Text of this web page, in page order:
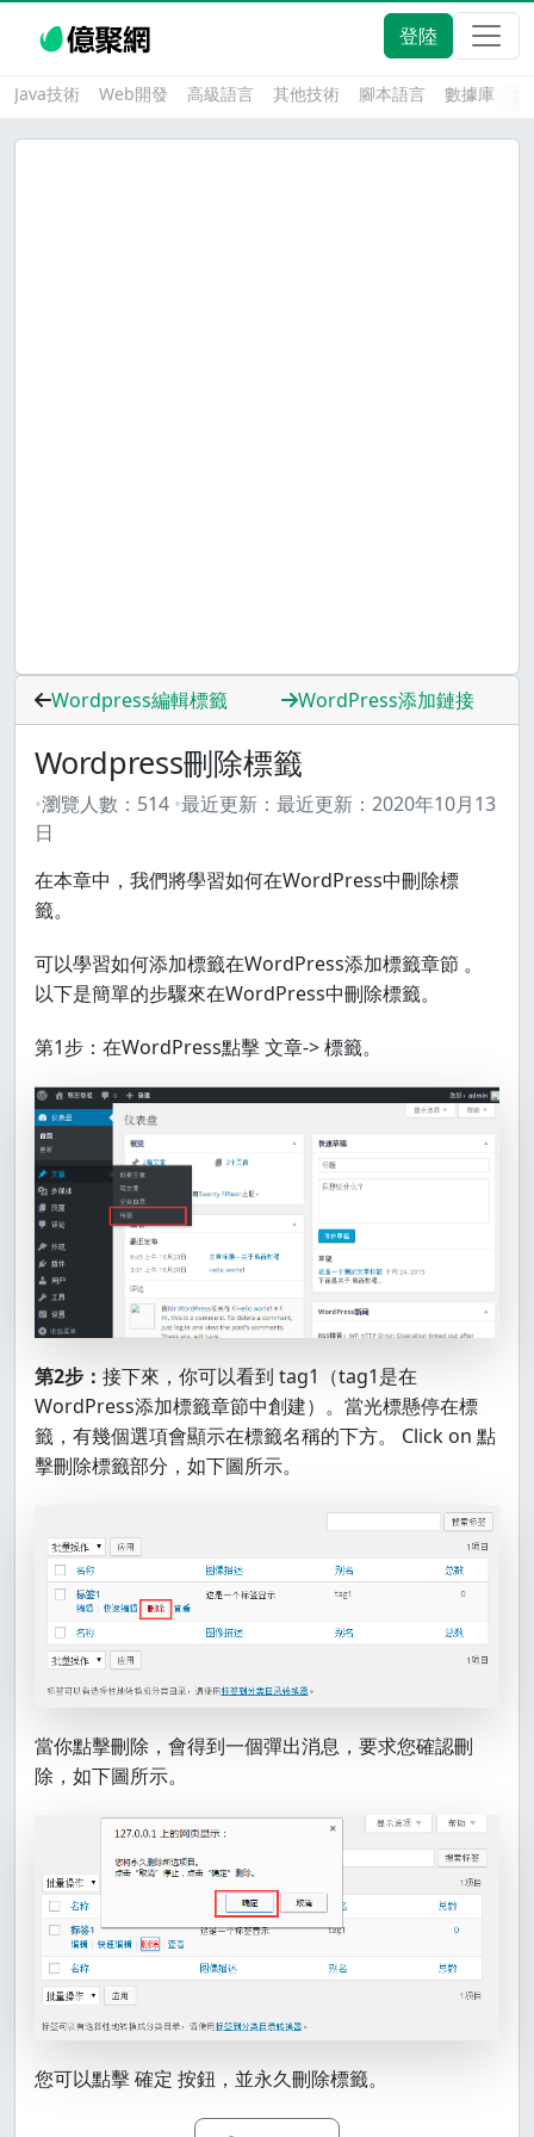
登陸
Java技術 Web開發 高級語言 其他技術 腳本語言 數據庫
Wordpress編輯標籤 WordPress添加鏈接
Wordpress刪除標籤
瀏覽人數： 514 最近更新： 最近更新： 2020年10月13
日
在本章中，我們將學習如何在WordPress中刪除標
籤。
可以學習如何添加標籤在WordPress添加標籤章節 。
以下是簡單的步驟來在WordPress中刪除標籤。
第1步：在WordPress點擊 文章-> 標籤。
第2步： 接下來，你可以看到 tag1（tag1是在
WordPress添加標籤章節中創建）。當光標懸停在標
籤，有幾個選項會顯示在標籤名稱的下方。 Click on 點
擊刪除標籤部分，如下圖所示。
當你點擊刪除，會得到一個彈出消息，要求您確認刪
除，如下圖所示。
您可以點擊 確定 按鈕，並永久刪除標籤。